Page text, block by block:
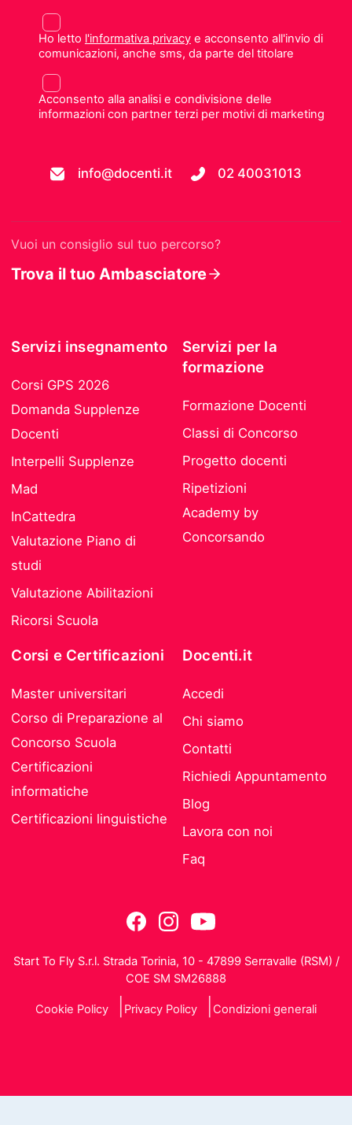
Ho letto l'informativa privacye acconsento all'invio di
comunicazioni, anche sms, da parte del titolare
Acconsento alla analisi e condivisione delle
informazioni con partner terzi per motivi di marketing
info@docenti.it 02 40031013
Vuoi un consiglio sul tuo percorso?
Trova il tuo Ambasciatore
Servizi insegnamento
Corsi GPS 2026
Domanda Supplenze
Docenti
Interpelli Supplenze
Mad
InCattedra
Valutazione Piano di
studi
Valutazione Abilitazioni
Ricorsi Scuola
Servizi per la
formazione
Formazione Docenti
Classi di Concorso
Progetto docenti
Ripetizioni
Academy by
Concorsando
Corsi e Certificazioni
Master universitari
Corso di Preparazione al
Concorso Scuola
Certificazioni
informatiche
Certificazioni linguistiche
Docenti.it
Accedi
Chi siamo
Contatti
Richiedi Appuntamento
Blog
Lavora con noi
Faq
Start To Fly S.r.l. Strada Torinia, 10 - 47899 Serravalle (RSM) /
COE SM SM26888
Cookie Policy Privacy Policy Condizioni generali